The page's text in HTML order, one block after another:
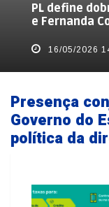
PL define
e Fernanda
16/05/2026
Presença
Governo do
política da